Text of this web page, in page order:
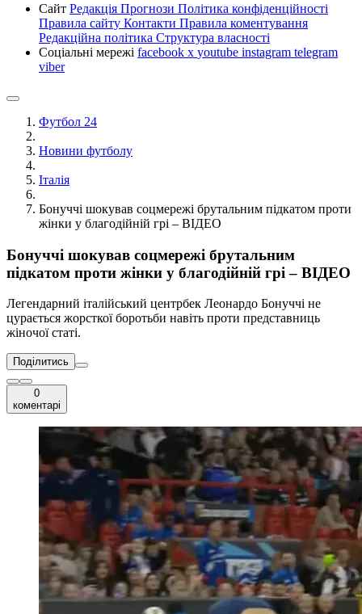
Сайт Редакція Прогнози Політика конфіденційності
Правила сайту Контакти Правила коментування
Редакційна політика Структура власності
Соціальні мережі facebook x youtube instagram telegram
viber
Футбол 24
Новини футболу
Італія
Бонуччі шокував соцмережі брутальним підкатом проти
жінки у благодійній грі – ВІДЕО
Бонуччі шокував соцмережі брутальним
підкатом проти жінки у благодійній грі – ВІДЕО
Легендарний італійський центрбек Леонардо Бонуччі не
цурається жорсткої боротьби навіть проти представниць
жіночої статі.
Поділитись
0
коментарі